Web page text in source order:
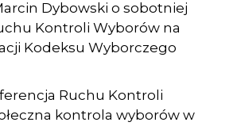
Dybowski o sobotniej
Kontroli Wyborów na
Kodeksu Wyborczego
Ruchu Kontroli
kontrola wyborów w